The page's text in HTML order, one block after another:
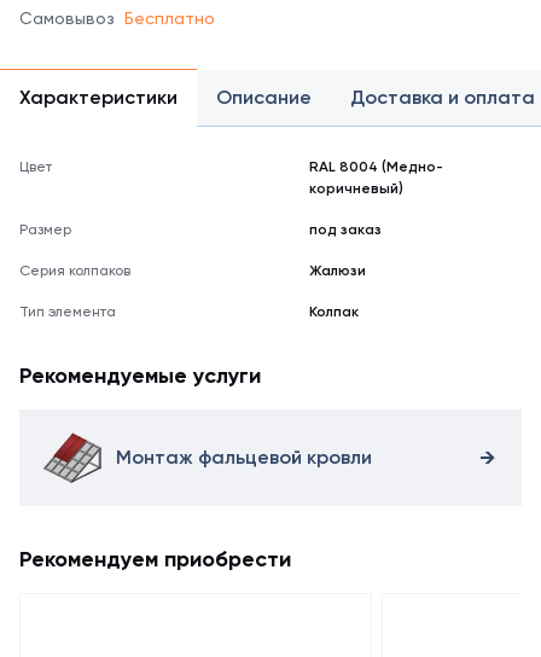
Самовывоз Бесплатно
Характеристики Описание Доставка и оплата
Цвет
RAL 8004 (Медно-
коричневый)
Размер под заказ
Серия колпаков Жалюзи
Тип элемента Колпак
Рекомендуемые услуги
Монтаж фальцевой кровли
Рекомендуем приобрести